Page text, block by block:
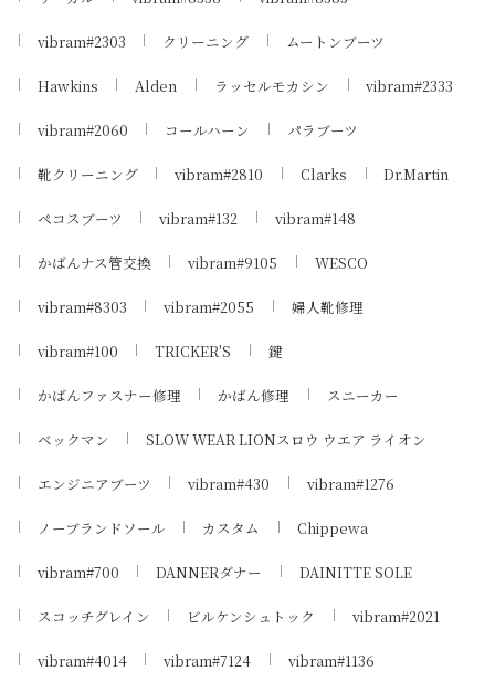
vibram#2303 クリーニング ムートンブーツ
Hawkins Alden ラッセルモカシン vibram#2333
vibram#2060 コールハーン パラブーツ
靴クリーニング vibram#2810 Clarks Dr.Martin
ペコスブーツ vibram#132 vibram#148
かばんナス管交換 vibram#9105 WESCO
vibram#8303 vibram#2055 婦人靴修理
vibram#100 TRICKER'S 鍵
かばんファスナー修理 かばん修理 スニーカー
ベックマン SLOW WEAR LIONスロウ ウエア ライオン
エンジニアブーツ vibram#430 vibram#1276
ノーブランドソール カスタム Chippewa
vibram#700 DANNERダナー DAINITTE SOLE
スコッチグレイン ビルケンシュトック vibram#2021
vibram#4014 vibram#7124 vibram#1136